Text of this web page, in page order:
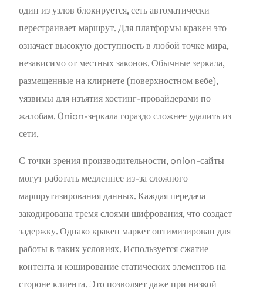
один из узлов блокируется, сеть автоматически
перестраивает маршрут. Для платформы кракен это
означает высокую доступность в любой точке мира,
независимо от местных законов. Обычные зеркала,
размещенные на клирнете (поверхностном вебе),
уязвимы для изъятия хостинг-провайдерами по
жалобам. Onion-зеркала гораздо сложнее удалить из
сети.
С точки зрения производительности, onion-сайты
могут работать медленнее из-за сложного
маршрутизирования данных. Каждая передача
закодирована тремя слоями шифрования, что создает
задержку. Однако кракен маркет оптимизирован для
работы в таких условиях. Используется сжатие
контента и кэширование статических элементов на
стороне клиента. Это позволяет даже при низкой